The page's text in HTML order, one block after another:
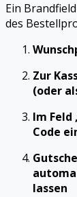
Ein
des
Zur
(oder
Im Feld
Code
lassen